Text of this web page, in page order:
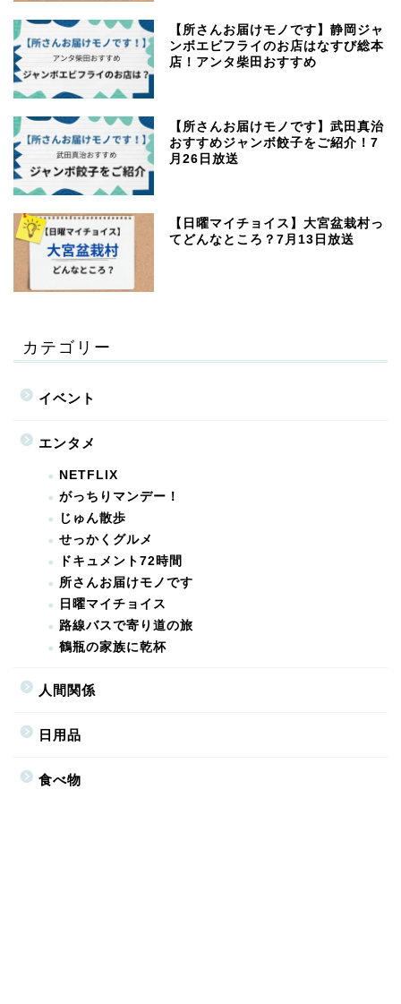
【所さんお届けモノです】静岡ジャ
ンボエビフライのお店はなすび総本
店！アンタ柴田おすすめ
【所さんお届けモノです】武田真治
おすすめジャンボ餃子をご紹介！7
月26日放送
【日曜マイチョイス】大宮盆栽村っ
てどんなところ？7月13日放送
カテゴリー
イベント
エンタメ
NETFLIX
がっちりマンデー！
じゅん散歩
せっかくグルメ
ドキュメント72時間
所さんお届けモノです
日曜マイチョイス
路線バスで寄り道の旅
鶴瓶の家族に乾杯
人間関係
日用品
食べ物